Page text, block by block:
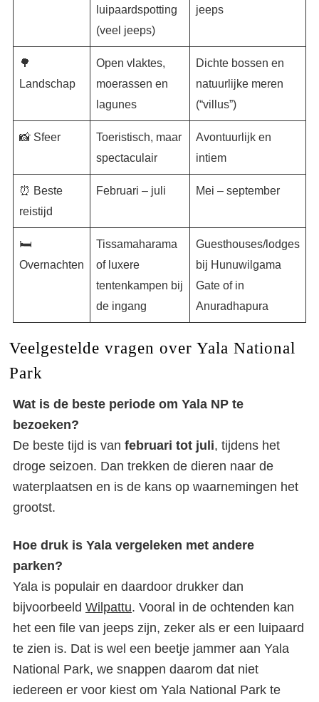
luipaardspotting
(veel jeeps)
jeeps
🌳
Landschap
Open vlaktes,
moerassen en
lagunes
Dichte bossen en
natuurlijke meren
(“villus”)
📸 Sfeer
Toeristisch, maar
spectaculair
Avontuurlijk en
intiem
⏰ Beste
reistijd
Februari – juli Mei – september
🛏️
Overnachten
Tissamaharama
of luxere
tentenkampen bij
de ingang
Guesthouses/lodges
bij Hunuwilgama
Gate of in
Anuradhapura
Veelgestelde vragen over Yala National
Park
Wat is de beste periode om Yala NP te
bezoeken?
De beste tijd is van februari tot juli, tijdens het
droge seizoen. Dan trekken de dieren naar de
waterplaatsen en is de kans op waarnemingen het
grootst.
Hoe druk is Yala vergeleken met andere
parken?
Yala is populair en daardoor drukker dan
bijvoorbeeld Wilpattu. Vooral in de ochtenden kan
het een file van jeeps zijn, zeker als er een luipaard
te zien is. Dat is wel een beetje jammer aan Yala
National Park, we snappen daarom dat niet
iedereen er voor kiest om Yala National Park te